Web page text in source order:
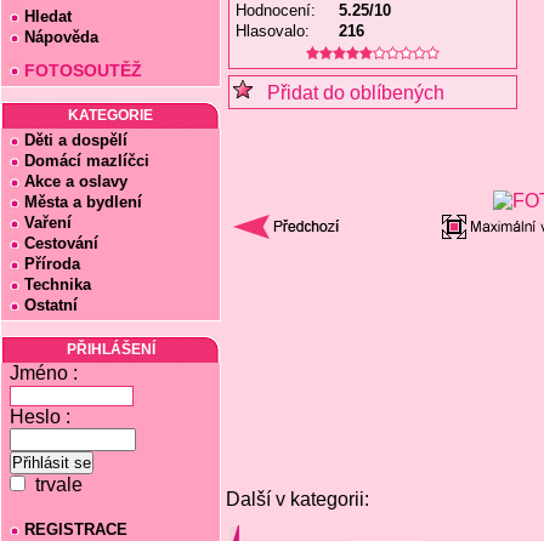
Hledat
Nápověda
FOTOSOUTĚŽ
KATEGORIE
Děti a dospělí
Domácí mazlíčci
Akce a oslavy
Města a bydlení
Vaření
Cestování
Příroda
Technika
Ostatní
PŘIHLÁŠENÍ
Jméno :
Heslo :
trvale
REGISTRACE
Hodnocení:
5.25/10
Hlasovalo:
216
Přidat do oblíbených
Další v kategorii: